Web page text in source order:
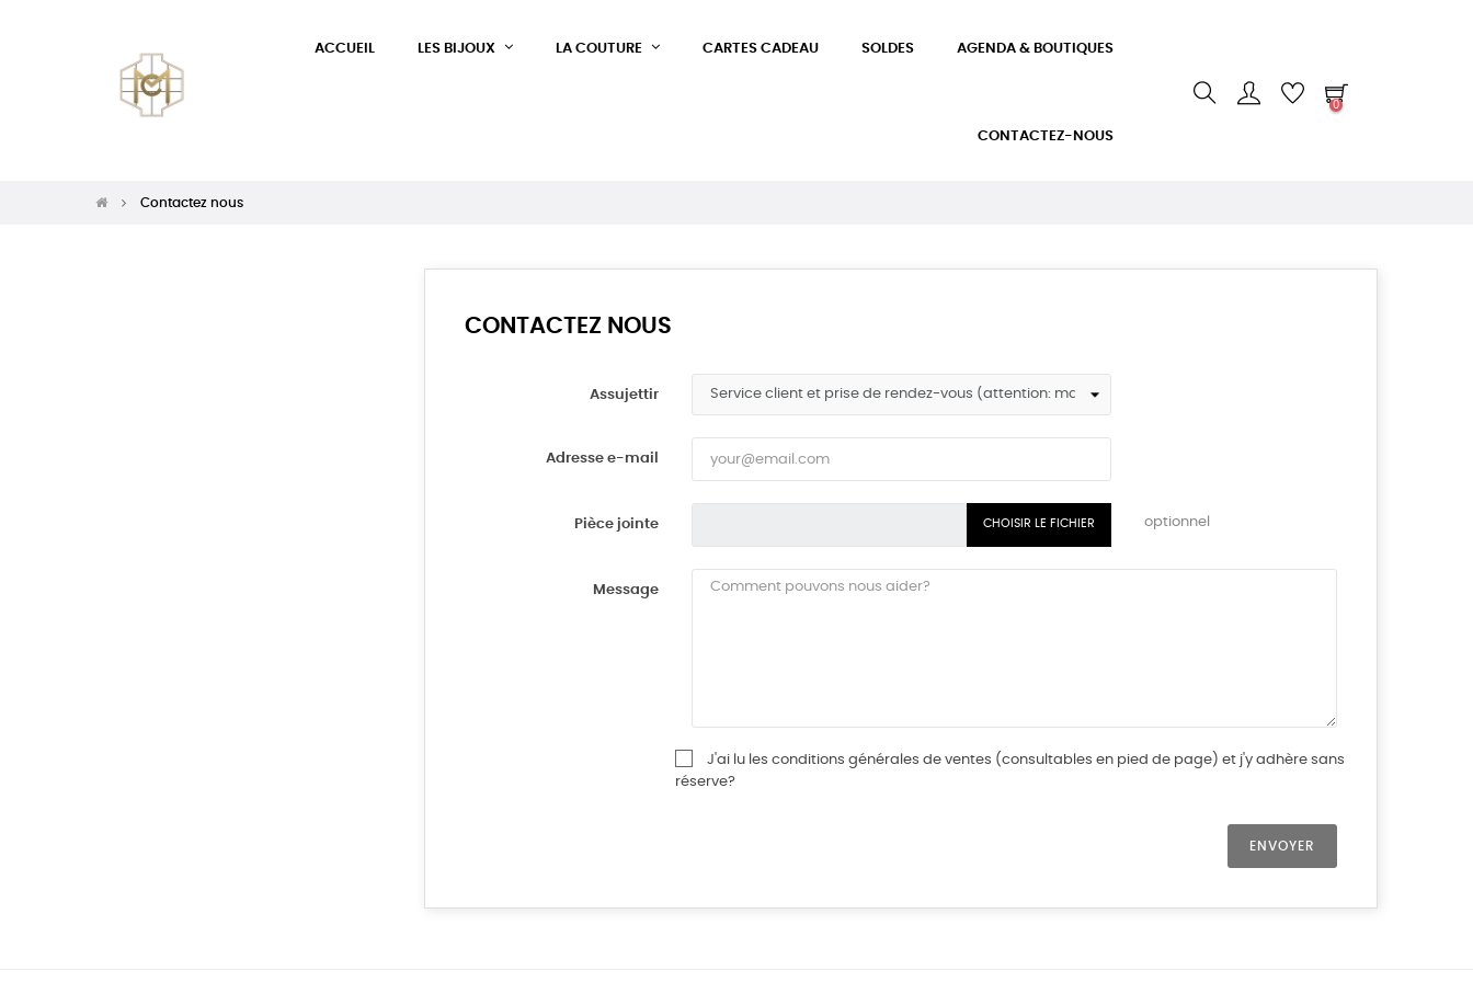
ACCUEIL LES BIJOUX LA COUTURE CARTES CADEAU SOLDES AGENDA & BOUTIQUES
CONTACTEZ-NOUS
0
Contactez nous
CONTACTEZ NOUS
Assujettir
Adresse e-mail
Pièce jointe CHOISIR LE FICHIER optionnel
Message
J'ai lu les conditions générales de ventes (consultables en pied de page) et j'y adhère sans
réserve?
CONNEXION